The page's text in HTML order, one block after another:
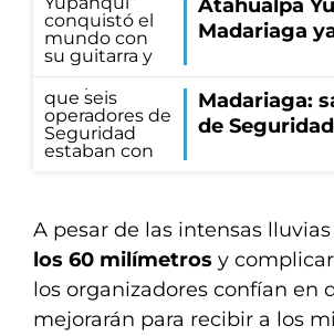
Atahualpa
Madariaga
Madariaga:
de
A pesar de las intensas
los 60 milímetros y
los organizadores confían en
mejorarán para recibir a los